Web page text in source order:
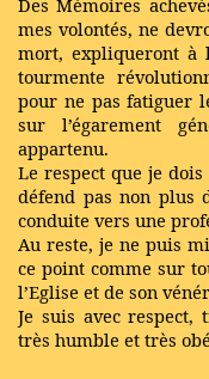
Des Mémoires
mes volontés, ne
mort, expliqueront à
tourmente
pour ne pas fatiguer
sur l’égarement
appartenu.
Le respect que je
défend pas non plus
conduite vers une
Au reste, je ne puis
ce point comme sur
l’Eglise et de son
Je suis avec respect,
très humble et très